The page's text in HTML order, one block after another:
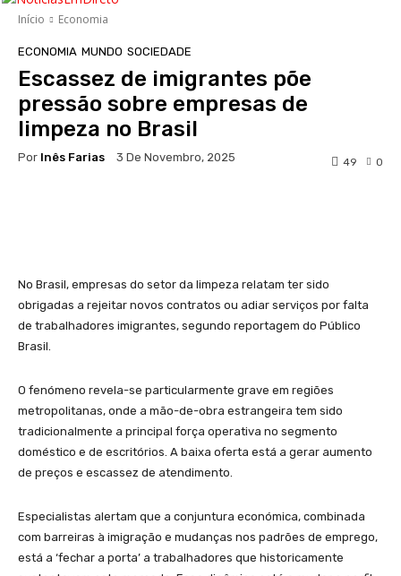
Início Economia
ECONOMIA MUNDO SOCIEDADE
Escassez de imigrantes põe
pressão sobre empresas de
limpeza no Brasil
Por Inês Farias 3 De Novembro, 2025 0
49
No Brasil, empresas do setor da limpeza relatam ter sido
obrigadas a rejeitar novos contratos ou adiar serviços por falta
de trabalhadores imigrantes, segundo reportagem do Público
Brasil.
O fenómeno revela-se particularmente grave em regiões
metropolitanas, onde a mão-de-obra estrangeira tem sido
tradicionalmente a principal força operativa no segmento
doméstico e de escritórios. A baixa oferta está a gerar aumento
de preços e escassez de atendimento.
Especialistas alertam que a conjuntura económica, combinada
com barreiras à imigração e mudanças nos padrões de emprego,
está a ‘fechar a porta’ a trabalhadores que historicamente